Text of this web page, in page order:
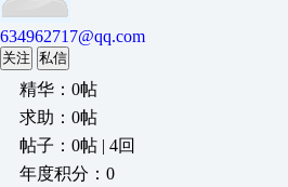
634962717@qq.com
关注 私信
精华：0帖
求助：0帖
帖子：0帖 | 4回
年度积分：0